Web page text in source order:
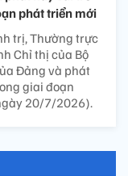
phát triển mới
trị, Thường trực
Chỉ thị của Bộ
Đảng và phát
giai đoạn
20/7/2026).